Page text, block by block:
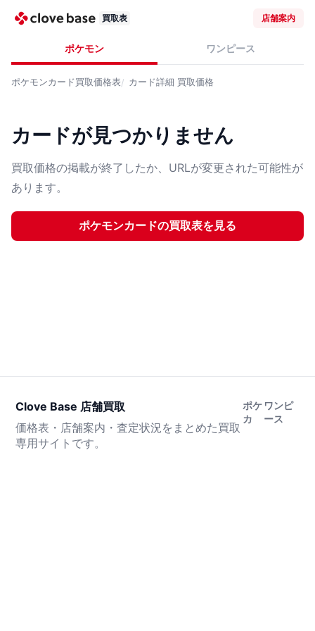
買取表 店舗案内
ポケモン ワンピース
ポケモンカード買取価格表 カード詳細 買取価格
カードが見つかりません
買取価格の掲載が終了したか、URLが変更された可能性が
あります。
ポケモンカードの買取表を見る
Clove Base 店舗買取
価格表・店舗案内・査定状況をまとめた買取
専用サイトです。
ポケ
カ
ワンピ
ース